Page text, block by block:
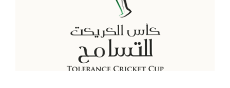
التسامح في المدارس
اقرأ المزيد